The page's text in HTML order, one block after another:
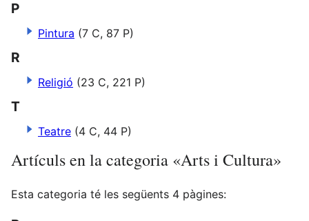
P
Pintura (7 C, 87 P)
R
Religió (23 C, 221 P)
T
Teatre (4 C, 44 P)
Artículs en la categoria «Arts i Cultura»
Esta categoria té les següents 4 pàgines: